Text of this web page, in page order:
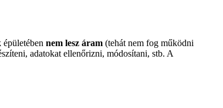
nem lesz áram (tehát nem fog működni
adatokat ellenőrizni, módosítani, stb. A